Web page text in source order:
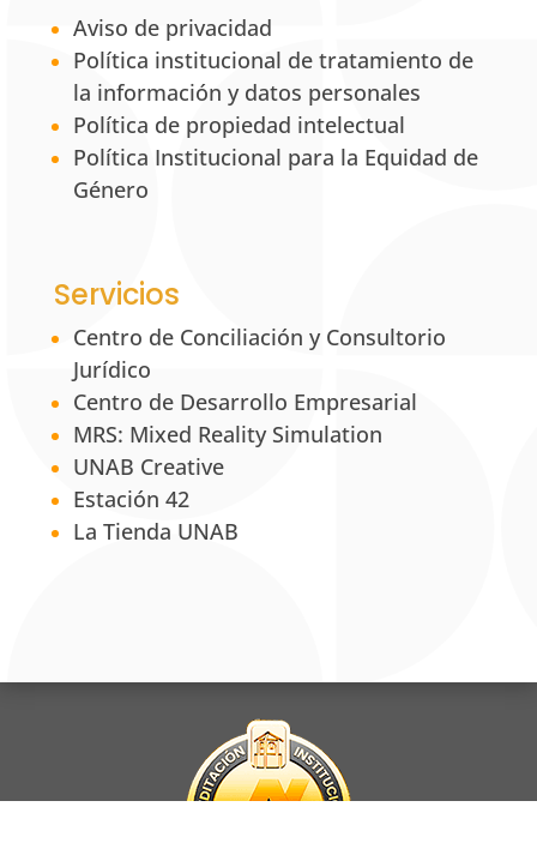
Aviso de privacidad
Política institucional de tratamiento de
la información y datos personales
Política de propiedad intelectual
Política Institucional para la Equidad de
Género
Servicios
Centro de Conciliación y Consultorio
Jurídico
Centro de Desarrollo Empresarial
MRS: Mixed Reality Simulation
UNAB Creative
Estación 42
La Tienda UNAB